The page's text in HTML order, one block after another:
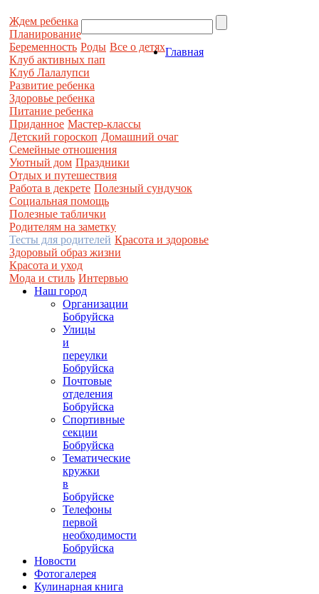
Ждем ребенка
Планирование
Беременность Роды Все о детях
Клуб активных пап
Клуб Лалалупси
Развитие ребенка
Здоровье ребенка
Питание ребенка
Приданное Мастер-классы
Детский гороскоп Домашний очаг
Семейные отношения
Уютный дом Праздники
Отдых и путешествия
Работа в декрете Полезный сундучок
Социальная помощь
Полезные таблички
Родителям на заметку
Тесты для родителей Красота и здоровье
Здоровый образ жизни
Красота и уход
Мода и стиль Интервью
Главная
Наш город
Организации
Бобруйска
Улицы
и
переулки
Бобруйска
Почтовые
отделения
Бобруйска
Спортивные
секции
Бобруйска
Тематические
кружки
в
Бобруйске
Телефоны
первой
необходимости
Бобруйска
Новости
Фотогалерея
Кулинарная книга